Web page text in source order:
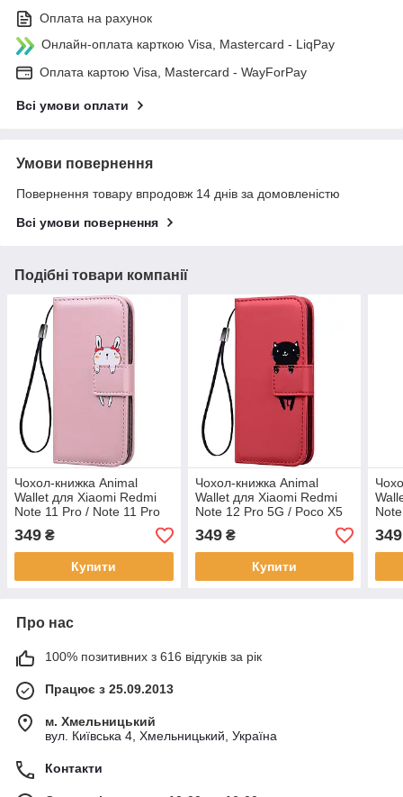
Оплата на рахунок
Онлайн-оплата карткою Visa, Mastercard - LiqPay
Оплата картою Visa, Mastercard - WayForPay
Всі умови оплати
Умови повернення
Повернення товару впродовж 14 днів за домовленістю
Всі умови повернення
Подібні товари компанії
Чохол-книжка Animal
Wallet для Xiaomi Redmi
Note 11 Pro / Note 11 Pro
5G Rabbit
349 ₴
Купити
Чохол-книжка Animal
Wallet для Xiaomi Redmi
Note 12 Pro 5G / Poco X5
Pro 5G Cat
349₴
Купити
349
Про нас
100% позитивних з 616 відгуків за рік
Працює з 25.09.2013
м. Хмельницький
вул. Київська 4, Хмельницький, Україна
Контакти